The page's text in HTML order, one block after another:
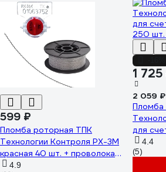
599 ₽
Пломба роторная ТПК
Технологии Контроля РХ-3М
красная 40 шт. + проволока
пломбировочная 0.5/50м
4.9
1
2 059 ₽
Пломба
для
250 шт.
4.4
(5)